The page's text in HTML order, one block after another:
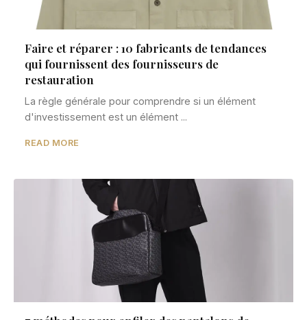
Faire et réparer : 10 fabricants de tendances
qui fournissent des fournisseurs de
restauration
La règle générale pour comprendre si un élément
d'investissement est un élément ...
READ MORE